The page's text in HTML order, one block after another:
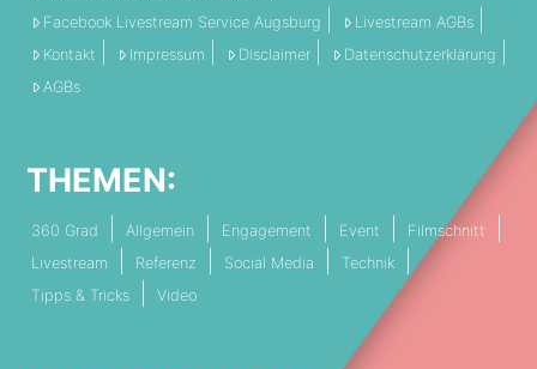
Facebook Livestream Service Augsburg
Livestream AGBs
Kontakt
Impressum Disclaimer
Datenschutzerklärung
AGBs
THEMEN:
360 Grad Allgemein Engagement Event
Filmschnitt
Livestream
Referenz Social Media
Technik
Tipps & Tricks
Video